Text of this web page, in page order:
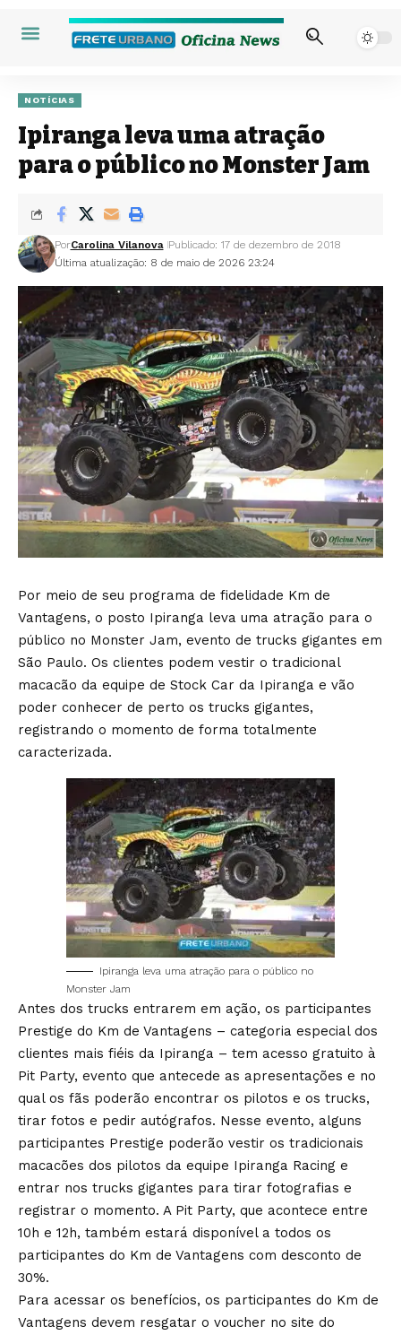
NOTÍCIAS
Ipiranga leva uma atração
para o público no Monster Jam
Última atualização: 8 de maio de 2026 23:24
PorCarolina Vilanova Publicado: 17 de dezembro de 2018
Por meio de seu programa de fidelidade Km de
Vantagens, o posto Ipiranga leva uma atração para o
público no Monster Jam, evento de trucks gigantes em
São Paulo. Os clientes podem vestir o tradicional
macacão da equipe de Stock Car da Ipiranga e vão
poder conhecer de perto os trucks gigantes,
registrando o momento de forma totalmente
caracterizada.
Ipiranga leva uma atração para o público no
Monster Jam
Antes dos trucks entrarem em ação, os participantes
Prestige do Km de Vantagens – categoria especial dos
clientes mais fiéis da Ipiranga – tem acesso gratuito à
Pit Party, evento que antecede as apresentações e no
qual os fãs poderão encontrar os pilotos e os trucks,
tirar fotos e pedir autógrafos. Nesse evento, alguns
participantes Prestige poderão vestir os tradicionais
macacões dos pilotos da equipe Ipiranga Racing e
entrar nos trucks gigantes para tirar fotografias e
registrar o momento. A Pit Party, que acontece entre
10h e 12h, também estará disponível a todos os
participantes do Km de Vantagens com desconto de
30%.
Para acessar os benefícios, os participantes do Km de
Vantagens devem resgatar o voucher no site do